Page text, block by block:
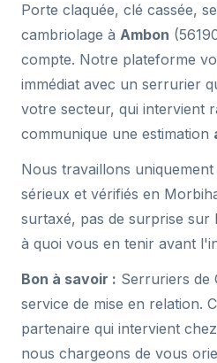
Porte claquée, clé cassée,
cambriolage à Ambon
compte. Notre plateforme
immédiat avec un serrurier
votre secteur, qui intervient
communique une estimation
Nous travaillons
sérieux et vérifiés en
surtaxé, pas de surprise sur
à quoi vous en tenir avant
Bon à savoir : Serruriers de
service de mise en relation.
partenaire qui intervient
nous chargeons de vous